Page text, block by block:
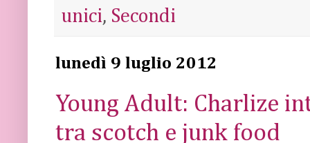
unici, Secondi
lunedì 9 luglio 2012
Young Adult: Charlize
tra scotch e junk food